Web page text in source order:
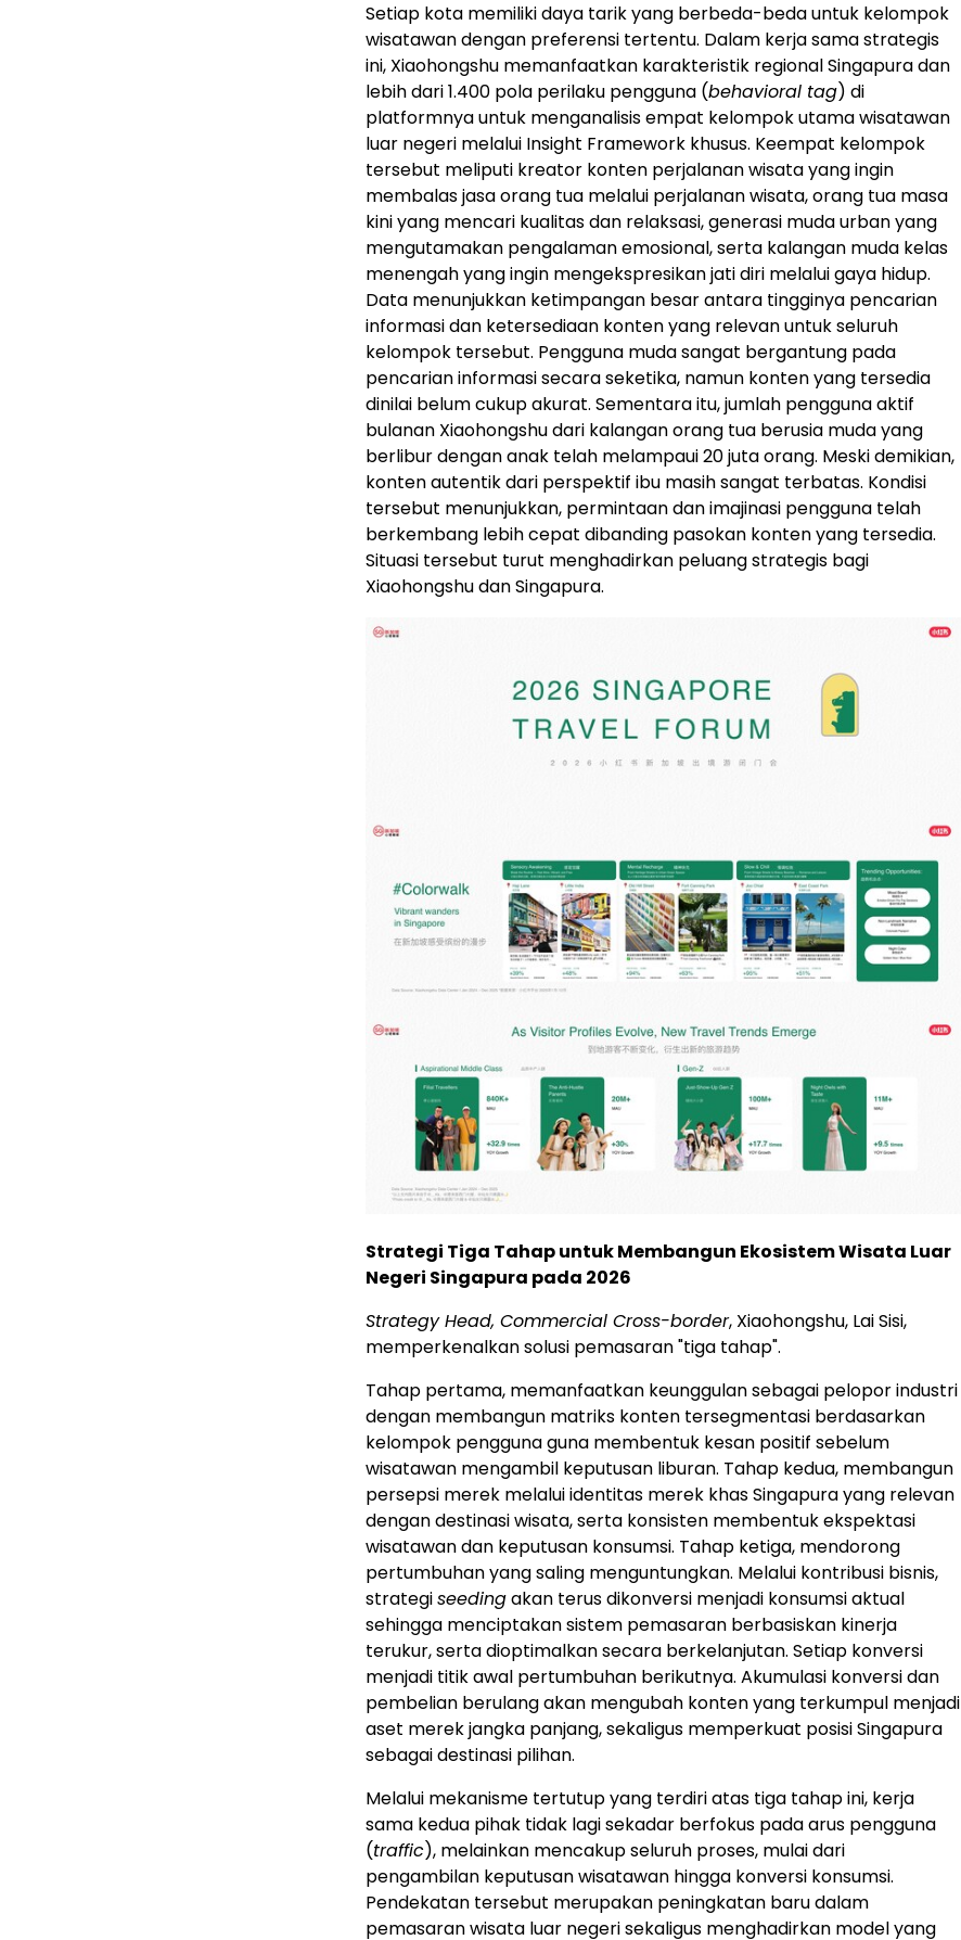
Setiap kota memiliki daya tarik yang berbeda-beda untuk kelompok
wisatawan dengan preferensi tertentu. Dalam kerja sama strategis
ini, Xiaohongshu memanfaatkan karakteristik regional Singapura dan
lebih dari 1.400 pola perilaku pengguna (behavioral tag) di
platformnya untuk menganalisis empat kelompok utama wisatawan
luar negeri melalui Insight Framework khusus. Keempat kelompok
tersebut meliputi kreator konten perjalanan wisata yang ingin
membalas jasa orang tua melalui perjalanan wisata, orang tua masa
kini yang mencari kualitas dan relaksasi, generasi muda urban yang
mengutamakan pengalaman emosional, serta kalangan muda kelas
menengah yang ingin mengekspresikan jati diri melalui gaya hidup.
Data menunjukkan ketimpangan besar antara tingginya pencarian
informasi dan ketersediaan konten yang relevan untuk seluruh
kelompok tersebut. Pengguna muda sangat bergantung pada
pencarian informasi secara seketika, namun konten yang tersedia
dinilai belum cukup akurat. Sementara itu, jumlah pengguna aktif
bulanan Xiaohongshu dari kalangan orang tua berusia muda yang
berlibur dengan anak telah melampaui 20 juta orang. Meski demikian,
konten autentik dari perspektif ibu masih sangat terbatas. Kondisi
tersebut menunjukkan, permintaan dan imajinasi pengguna telah
berkembang lebih cepat dibanding pasokan konten yang tersedia.
Situasi tersebut turut menghadirkan peluang strategis bagi
Xiaohongshu dan Singapura.
Strategi Tiga Tahap untuk Membangun Ekosistem Wisata Luar
Negeri Singapura pada 2026
Strategy Head, Commercial Cross-border, Xiaohongshu, Lai Sisi,
memperkenalkan solusi pemasaran "tiga tahap".
Tahap pertama, memanfaatkan keunggulan sebagai pelopor industri
dengan membangun matriks konten tersegmentasi berdasarkan
kelompok pengguna guna membentuk kesan positif sebelum
wisatawan mengambil keputusan liburan. Tahap kedua, membangun
persepsi merek melalui identitas merek khas Singapura yang relevan
dengan destinasi wisata, serta konsisten membentuk ekspektasi
wisatawan dan keputusan konsumsi. Tahap ketiga, mendorong
pertumbuhan yang saling menguntungkan. Melalui kontribusi bisnis,
strategiseedingakan terus dikonversi menjadi konsumsi aktual
sehingga menciptakan sistem pemasaran berbasiskan kinerja
terukur, serta dioptimalkan secara berkelanjutan. Setiap konversi
menjadi titik awal pertumbuhan berikutnya. Akumulasi konversi dan
pembelian berulang akan mengubah konten yang terkumpul menjadi
aset merek jangka panjang, sekaligus memperkuat posisi Singapura
sebagai destinasi pilihan.
Melalui mekanisme tertutup yang terdiri atas tiga tahap ini, kerja
sama kedua pihak tidak lagi sekadar berfokus pada arus pengguna
(traffic), melainkan mencakup seluruh proses, mulai dari
pengambilan keputusan wisatawan hingga konversi konsumsi.
Pendekatan tersebut merupakan peningkatan baru dalam
pemasaran wisata luar negeri sekaligus menghadirkan model yang